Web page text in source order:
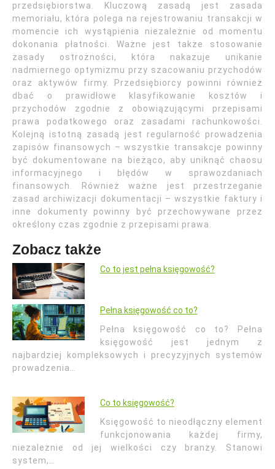
przedsiębiorstwa. Kluczową zasadą jest zasada
memoriału, która polega na rejestrowaniu transakcji w
momencie ich wystąpienia niezależnie od momentu
dokonania płatności. Ważne jest także stosowanie
zasady ostrożności, która nakazuje unikanie
nadmiernego optymizmu przy szacowaniu przychodów
oraz aktywów firmy. Przedsiębiorcy powinni również
dbać o prawidłowe klasyfikowanie kosztów i
przychodów zgodnie z obowiązującymi przepisami
prawa podatkowego oraz zasadami rachunkowości.
Kolejną istotną zasadą jest regularność prowadzenia
zapisów finansowych – wszystkie transakcje powinny
być dokumentowane na bieżąco, aby uniknąć chaosu
informacyjnego i błędów w sprawozdaniach
finansowych. Również ważne jest przestrzeganie
zasad archiwizacji dokumentacji – wszystkie faktury i
inne dokumenty powinny być przechowywane przez
określony czas zgodnie z przepisami prawa.
Zobacz także
Co to jest pełna księgowość?
Pełna księgowość co to?
Pełna księgowość co to? Pełna
księgowość jest jednym z
najbardziej kompleksowych i precyzyjnych systemów
prowadzenia…
Co to księgowość?
Księgowość to nieodłączny element
funkcjonowania każdej firmy,
niezależnie od jej wielkości czy branży. Stanowi
system,…